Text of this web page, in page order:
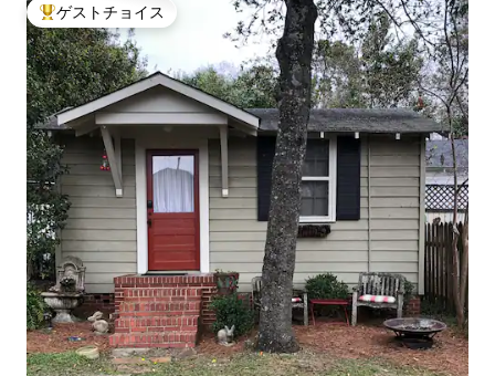
大好評のゲストチョイスです。
ゲストチョイス